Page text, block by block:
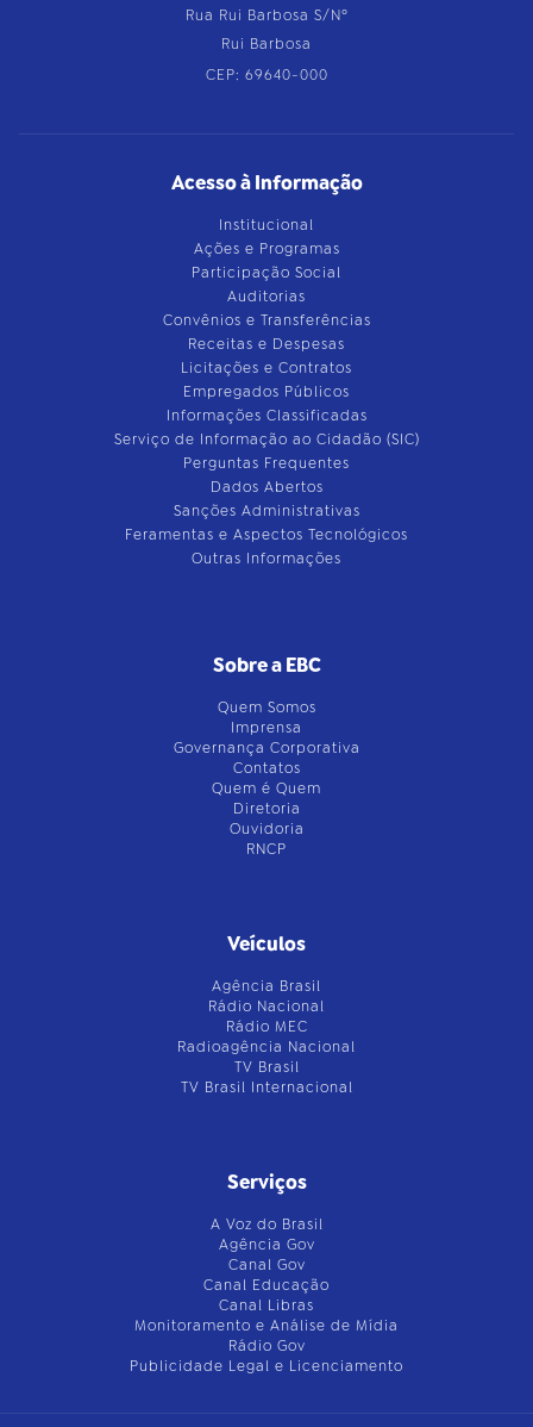
Rua Rui Barbosa S/Nº
Rui Barbosa
CEP: 69640-000
Acesso à Informação
Institucional
Ações e Programas
Participação Social
Auditorias
Convênios e Transferências
Receitas e Despesas
Licitações e Contratos
Empregados Públicos
Informações Classificadas
Serviço de Informação ao Cidadão (SIC)
Perguntas Frequentes
Dados Abertos
Sanções Administrativas
Feramentas e Aspectos Tecnológicos
Outras Informações
Sobre a EBC
Quem Somos
Imprensa
Governança Corporativa
Contatos
Quem é Quem
Diretoria
Ouvidoria
RNCP
Veículos
Agência Brasil
Rádio Nacional
Rádio MEC
Radioagência Nacional
TV Brasil
TV Brasil Internacional
Serviços
A Voz do Brasil
Agência Gov
Canal Gov
Canal Educação
Canal Libras
Monitoramento e Análise de Mídia
Rádio Gov
Publicidade Legal e Licenciamento